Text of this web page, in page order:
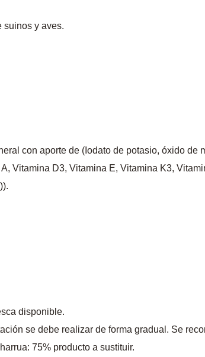
suinos y aves.
con aporte de (Iodato de potasio, óxido
Vitamina D3, Vitamina E, Vitamina K3,
disponible.
se debe realizar de forma gradual. Se
75% producto a sustituir.